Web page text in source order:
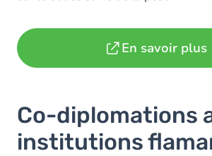
En savoir plus
Co-diplomations
institutions